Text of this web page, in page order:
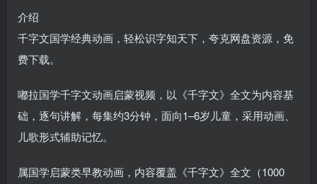
介绍
千字文国学经典动画，轻松识字知天下，夸克网盘资源，免
费下载。
嘟拉国学千字文动画启蒙视频，以《千字文》全文为内容基
础，逐句讲解，每集约3分钟，面向1–6岁儿童，采用动画、
儿歌形式辅助记忆。
属国学启蒙类早教动画，内容覆盖《千字文》全文（1000